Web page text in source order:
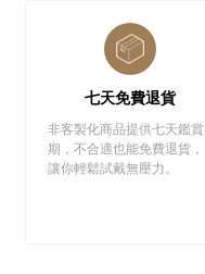
七天免費退貨
非客製化商品提供七天鑑賞
期，不合適也能免費退貨，
讓你輕鬆試戴無壓力。